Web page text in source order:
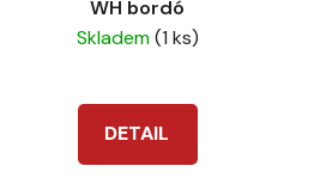
WH bordó
Skladem(1 ks)
DETAIL